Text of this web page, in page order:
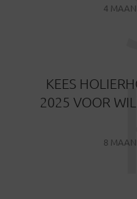
4
KEES
2025 VOOR
8